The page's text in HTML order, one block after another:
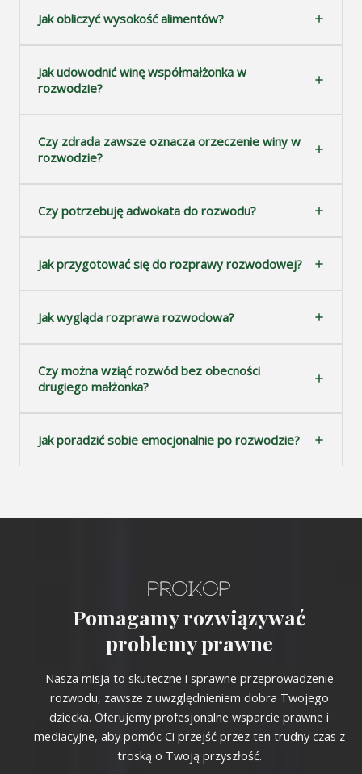
Jak obliczyć wysokość alimentów?
Jak udowodnić winę współmałżonka w
rozwodzie?
Czy zdrada zawsze oznacza orzeczenie winy w
rozwodzie?
Czy potrzebuję adwokata do rozwodu?
Jak przygotować się do rozprawy rozwodowej?
Jak wygląda rozprawa rozwodowa?
Czy można wziąć rozwód bez obecności
drugiego małżonka?
Jak poradzić sobie emocjonalnie po rozwodzie?
Pomagamy rozwiązywać
problemy prawne
Nasza misja to skuteczne i sprawne przeprowadzenie
rozwodu, zawsze z uwzględnieniem dobra Twojego
dziecka. Oferujemy profesjonalne wsparcie prawne i
mediacyjne, aby pomóc Ci przejść przez ten trudny czas z
troską o Twoją przyszłość.